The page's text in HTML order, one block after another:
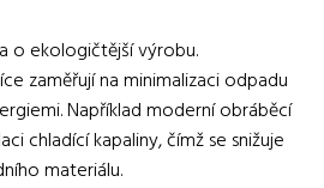
o ekologičtější výrobu.
zaměřují na minimalizaci odpadu
Například moderní obráběcí
chladící kapaliny, čímž se snižuje
materiálu.